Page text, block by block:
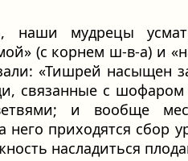
наши мудрецы
(с корнем ш-в-а) и
«Тишрей насыщен
связанные с
и вообще
него приходятся сбор
насладиться